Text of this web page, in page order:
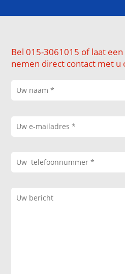
Bel 015-3061015 of laat
nemen direct contact met u